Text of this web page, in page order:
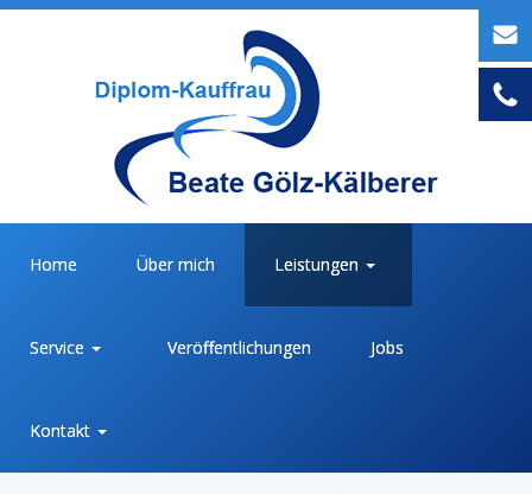
Home Über mich Leistungen
Service Veröffentlichungen Jobs
Kontakt